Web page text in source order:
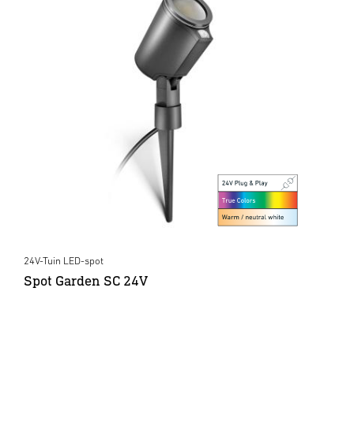
24V-Tuin LED-spot
Spot Garden SC 24V